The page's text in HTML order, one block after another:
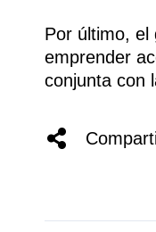
Por último, el
emprender
conjunta con